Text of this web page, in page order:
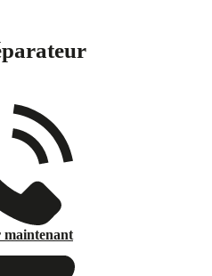
maintenant